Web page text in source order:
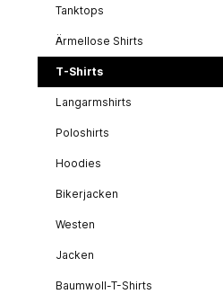
Tanktops
Ärmellose Shirts
T-Shirts
Langarmshirts
Poloshirts
Hoodies
Bikerjacken
Westen
Jacken
Baumwoll-T-Shirts